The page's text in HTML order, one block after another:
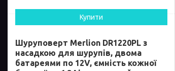
Купити
Шуруповерт Merlion DR1220PL з
насадкою для шурупів, двома
батареями по 12V, ємність кожної